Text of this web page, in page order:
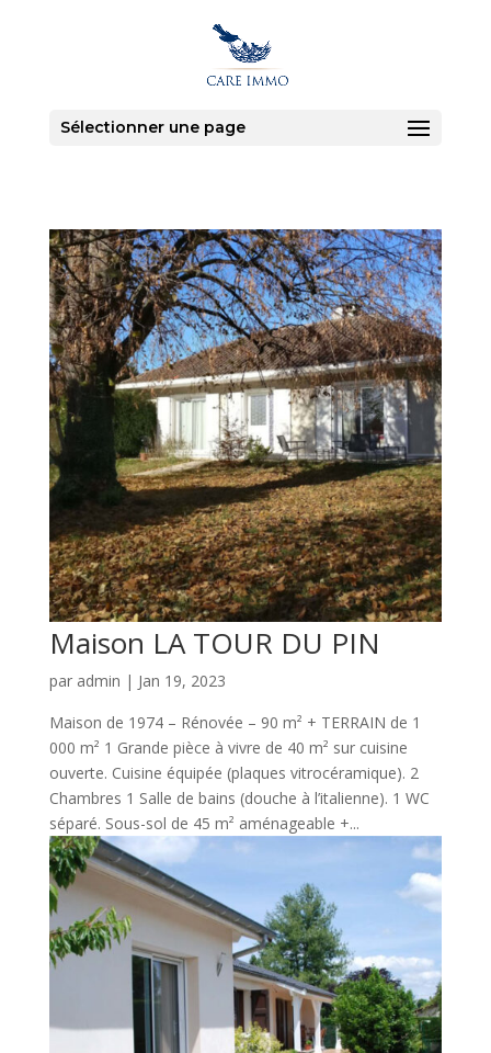
Sélectionner une page
Maison LA TOUR DU PIN
par admin | Jan 19, 2023
Maison de 1974 – Rénovée – 90 m² + TERRAIN de 1
000 m² 1 Grande pièce à vivre de 40 m² sur cuisine
ouverte. Cuisine équipée (plaques vitrocéramique). 2
Chambres 1 Salle de bains (douche à l’italienne). 1 WC
séparé. Sous-sol de 45 m² aménageable +...